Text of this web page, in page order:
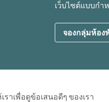
เว็บไซต์แบบกํา
จองกลุ่มห้อง
าเพื่อดูข้อเสนอดีๆ ของเรา